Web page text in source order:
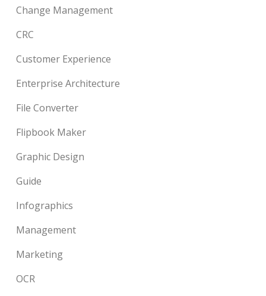
Change Management
CRC
Customer Experience
Enterprise Architecture
File Converter
Flipbook Maker
Graphic Design
Guide
Infographics
Management
Marketing
OCR